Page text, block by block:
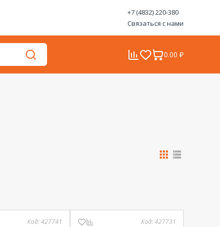
+7 (4832) 220-380
Связаться с нами
0.00 ₽
Код:427741 Код:427731